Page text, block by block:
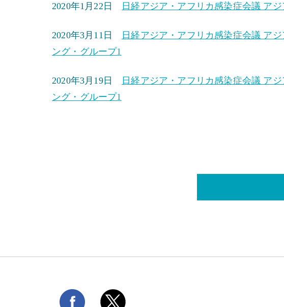
2020年1月22日 日経アジア・アフリカ感染症会議 ア
2020年3月11日
日経アジア・アフリカ感染症会議 ア
ング・グループ1
2020年3月19日
日経アジア・アフリカ感染症会議 ア
ング・グループ1